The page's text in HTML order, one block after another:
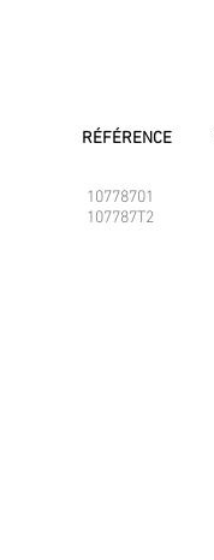
RÉFÉRENCE
10778701
107787T2